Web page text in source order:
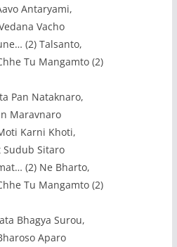
Antaryami,
Vacho
(2) Talsanto,
Tu Mangamto (2)
Pan Nataknaro,
Maravnaro
Karni Khoti,
Sudub Sitaro
(2) Ne Bharto,
Tu Mangamto (2)
Bhagya Surou,
Aparo